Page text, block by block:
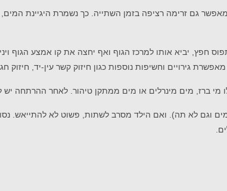
גם זרימה רציפה בזמן השתייה. כך נשמרת היגיינת
חפץ, יביא אותו למרכז הגוף ואף יחצה את קו אמצע הגוף
גירויים וחשיפות נוספות כגון חיזוק קשר עין-יד, חיזוק
ברז, מים מינרלים או מים ממתקן טיהור. לאחר ההרתחה יש
לא תה). ואם הילד מסרב לשתות, פשוט לא להתייאש. נסו